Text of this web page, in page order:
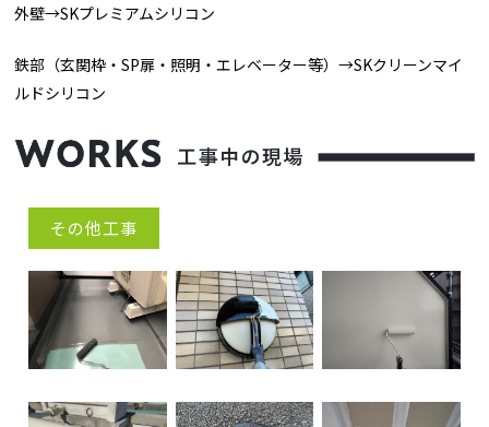
外壁→SKプレミアムシリコン
鉄部（玄関枠・SP扉・照明・エレベーター等）→SKクリーンマイ
ルドシリコン
その他工事